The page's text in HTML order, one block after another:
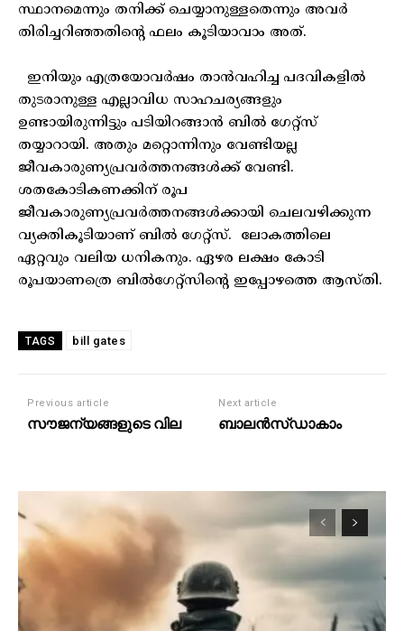
സ്ഥാനമെന്നും തനിക്ക് ചെയ്യാനുള്ളതെന്നും അവർ
തിരിച്ചറിഞ്ഞതിന്റെ ഫലം കൂടിയാവാം അത്.
ഇനിയും എത്രയോവർഷം താൻവഹിച്ച പദവികളിൽ
തുടരാനുള്ള എല്ലാവിധ സാഹചര്യങ്ങളും
ഉണ്ടായിരുന്നിട്ടും പടിയിറങ്ങാൻ ബിൽ ഗേറ്റ്സ്
തയ്യാറായി. അതും മറ്റൊന്നിനും വേണ്ടിയല്ല
ജീവകാരുണ്യപ്രവർത്തനങ്ങൾക്ക് വേണ്ടി.
ശതകോടികണക്കിന് രൂപ
ജീവകാരുണ്യപ്രവർത്തനങ്ങൾക്കായി ചെലവഴിക്കുന്ന
വ്യക്തികൂടിയാണ് ബിൽ ഗേറ്റ്സ്. ലോകത്തിലെ
ഏറ്റവും വലിയ ധനികനും. ഏഴര ലക്ഷം കോടി
രൂപയാണത്രെ ബിൽഗേറ്റ്സിന്റെ ഇപ്പോഴത്തെ ആസ്തി.
TAGS bill gates
Previous article
സൗജന്യങ്ങളുടെ വില
Next article
ബാലൻസ്ഡാകാം